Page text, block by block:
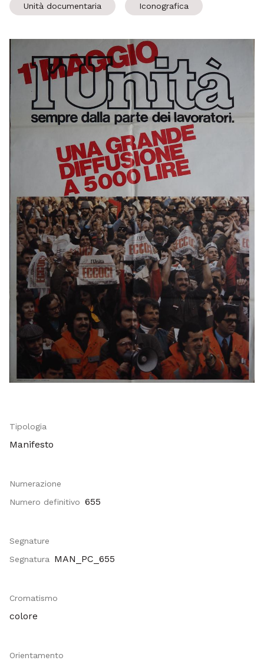
Unità documentaria Iconografica
Tipologia
Manifesto
Numerazione
Numero definitivo 655
Segnature
Segnatura
MAN_PC_655
Cromatismo
colore
Orientamento